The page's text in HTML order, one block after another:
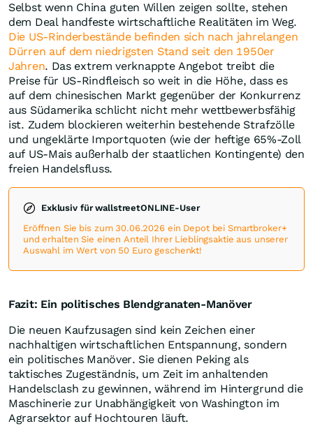
Selbst wenn China guten Willen zeigen sollte, stehen
dem Deal handfeste wirtschaftliche Realitäten im Weg.
Die US-Rinderbestände befinden sich nach jahrelangen
Dürren auf dem niedrigsten Stand seit den 1950er
Jahren. Das extrem verknappte Angebot treibt die
Preise für US-Rindfleisch so weit in die Höhe, dass es
auf dem chinesischen Markt gegenüber der Konkurrenz
aus Südamerika schlicht nicht mehr wettbewerbsfähig
ist. Zudem blockieren weiterhin bestehende Strafzölle
und ungeklärte Importquoten (wie der heftige 65%-Zoll
auf US-Mais außerhalb der staatlichen Kontingente) den
freien Handelsfluss.
Exklusiv für wallstreetONLINE-User
Eröffnen Sie bis zum 30.06.2026 ein Depot bei Smartbroker+
und erhalten Sie einen Anteil Ihrer Lieblingsaktie aus unserer
Auswahl im Wert von 50 Euro geschenkt!
Fazit: Ein politisches Blendgranaten-Manöver
Die neuen Kaufzusagen sind kein Zeichen einer
nachhaltigen wirtschaftlichen Entspannung, sondern
ein politisches Manöver. Sie dienen Peking als
taktisches Zugeständnis, um Zeit im anhaltenden
Handelsclash zu gewinnen, während im Hintergrund die
Maschinerie zur Unabhängigkeit von Washington im
Agrarsektor auf Hochtouren läuft.